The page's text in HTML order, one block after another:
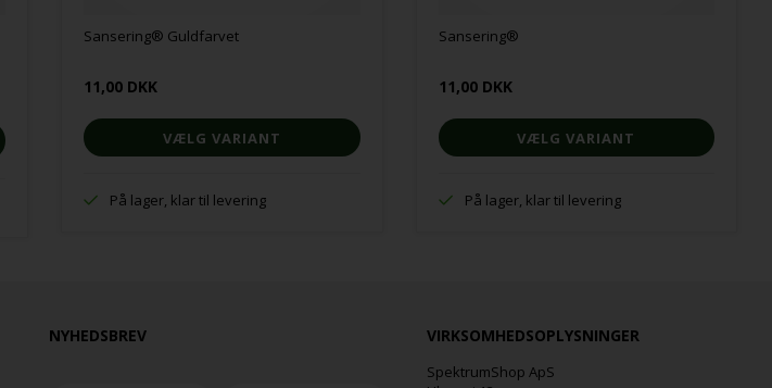
Sansering® Guldfarvet
11,00 DKK
VÆLG VARIANT
På lager, klar til levering
Sansering®
11,00 DKK
VÆLG VARIANT
På lager, klar til levering
NYHEDSBREV VIRKSOMHEDSOPLYSNINGER
SpektrumShop ApS